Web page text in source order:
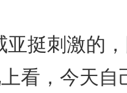
挺刺激的，
看，今天自